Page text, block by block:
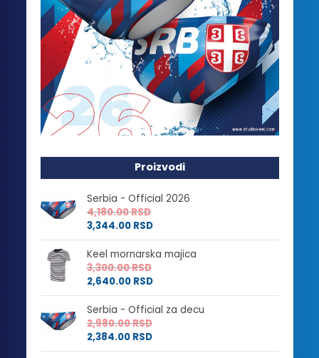
Proizvodi
Serbia - Official 2026
4,180.00RSD
3,344.00 RSD
Keel mornarska majica
3,300.00RSD
2,640.00 RSD
Serbia - Official za decu
2,980.00RSD
2,384.00 RSD